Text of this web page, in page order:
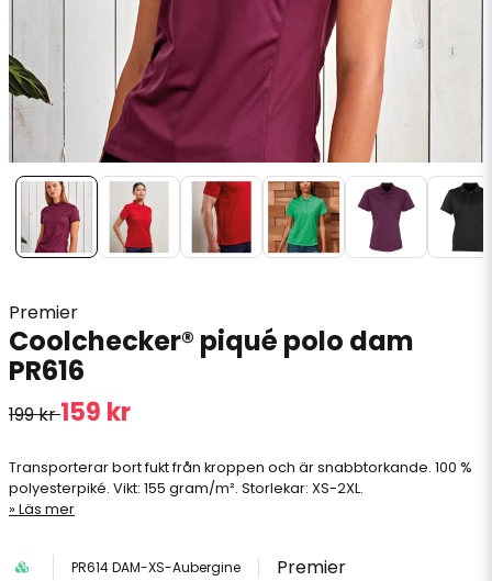
Premier
Coolchecker® piqué polo dam
PR616
199 kr159 kr
Transporterar bort fukt från kroppen och är snabbtorkande. 100 %
polyesterpiké. Vikt: 155 gram/m². Storlekar: XS-2XL.
Läs mer
PR614 DAM-XS-Aubergine Premier